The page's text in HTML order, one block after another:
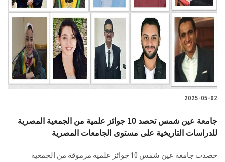
2025-05-02
جامعة عين شمس تحصد 10 جوائز علمية من الجمعية المصرية
للدراسات التاريخية على مستوى الجامعات المصرية
حصدت جامعة عين شمس 10 جوائز علمية مرموقة من الجمعية